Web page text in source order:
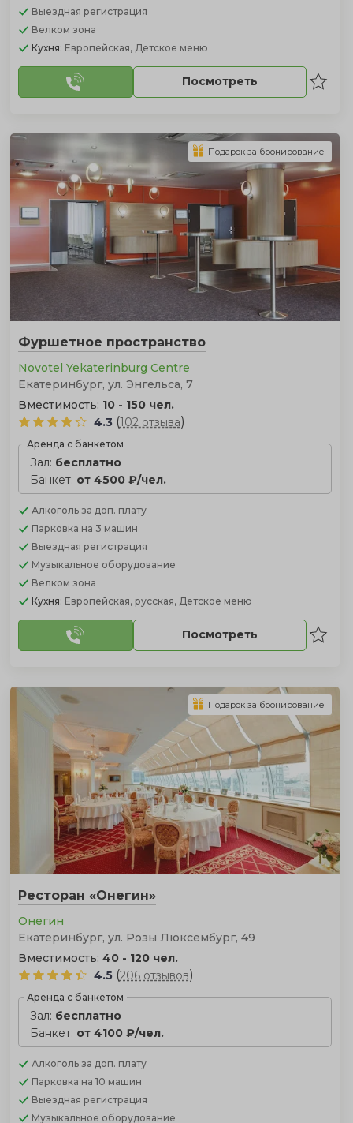
Выездная регистрация
Велком зона
Кухня: Европейская, Детское меню
Посмотреть
Фуршетное пространство
Novotel Yekaterinburg Centre
Екатеринбург, ул. Энгельса, 7
Вместимость: 10 - 150 чел.
4.3 (102 отзыва)
Аренда с банкетом
Зал: бесплатно
Банкет: от 4500 ₽/чел.
Алкоголь за доп. плату
Парковка на 3 машин
Выездная регистрация
Музыкальное оборудование
Велком зона
Кухня: Европейская, русская, Детское меню
Посмотреть
Подарок за бронирование
Ресторан «Онегин»
Онегин
Екатеринбург, ул. Розы Люксембург, 49
Вместимость: 40 - 120 чел.
4.5 (206 отзывов)
Аренда с банкетом
Зал: бесплатно
Банкет: от 4100 ₽/чел.
Алкоголь за доп. плату
Парковка на 10 машин
Выездная регистрация
Музыкальное оборудование
Подарок за бронирование